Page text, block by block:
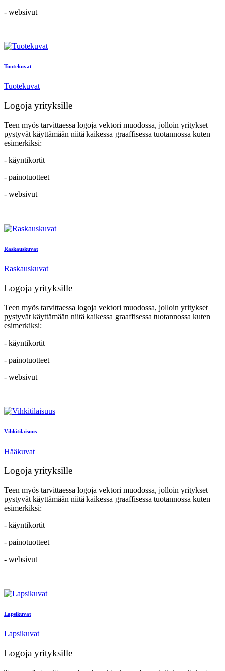
- websivut
Tuotekuvat
Tuotekuvat
Logoja yrityksille
Teen myös tarvittaessa logoja vektori muodossa, jolloin yritykset
pystyvät käyttämään niitä kaikessa graaffisessa tuotannossa kuten
esimerkiksi:
- käyntikortit
- painotuotteet
- websivut
Raskauskuvat
Raskauskuvat
Logoja yrityksille
Teen myös tarvittaessa logoja vektori muodossa, jolloin yritykset
pystyvät käyttämään niitä kaikessa graaffisessa tuotannossa kuten
esimerkiksi:
- käyntikortit
- painotuotteet
- websivut
Vihkitilaisuus
Hääkuvat
Logoja yrityksille
Teen myös tarvittaessa logoja vektori muodossa, jolloin yritykset
pystyvät käyttämään niitä kaikessa graaffisessa tuotannossa kuten
esimerkiksi:
- käyntikortit
- painotuotteet
- websivut
Lapsikuvat
Lapsikuvat
Logoja yrityksille